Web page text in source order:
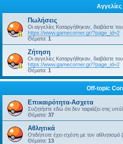
Αγγελίες
Πωλήσεις
Οι αγγελίες Καταργήθηκαν, διαβάστε
https://www.gamecorner.gr/?page_id=2
Θέματα: 1
Ζήτηση
Οι αγγελίες Καταργήθηκαν, διαβάστε
https://www.gamecorner.gr/?page_id=2
Θέματα: 1
Off-topic
Επικαιρότητα-Ασχετα
Συζητήστε εδώ ότι δεν ταιριάζει στις
Θέματα: 37
Αθλητικά
Οτιδήποτε έχει σχέση με τον αθλητισμό
Θέματα: 13